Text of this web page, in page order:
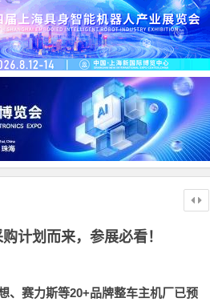
计划而来，参展必看！
赛力斯等20+品牌整车主机厂已预